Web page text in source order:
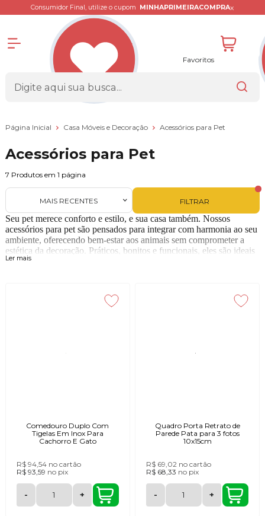
Consumidor Final, utilize o cupom MINHAPRIMEIRACOMPRAx
Favoritos
Página Inicial Casa Móveis e Decoração Acessórios para Pet
Acessórios para Pet
7 Produtos em 1 página
FILTRAR
MAIS RECENTES
Seu pet merece conforto e estilo, e sua casa também. Nossos
acessórios para pet são pensados para integrar com harmonia ao seu
ambiente, oferecendo bem-estar aos animais sem comprometer a
estética da decoração. Práticos, bonitos e funcionais, eles são ideais
para quem trata os pets como parte da família.
(comedouros e bebedouros) elevados, que proporcionam uma
alimentação mais confortável e higiênica para os pets. Tudo com
Ler mais
Comedouro Duplo Com
Tigelas Em Inox Para
Cachorro E Gato
R$ 94,54 no cartão
R$ 93,59 no pix
- +
Quadro Porta Retrato de
Parede Pata para 3 fotos
10x15cm
R$ 69,02 no cartão
R$ 68,33 no pix
- +